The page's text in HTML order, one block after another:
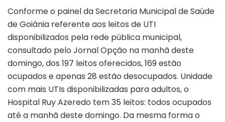
Conforme o painel da Secretaria Municipal de Saúde
de Goiânia referente aos leitos de UTI
disponibilizados pela rede pública municipal,
consultado pelo Jornal Opção na manhã deste
domingo, dos 197 leitos oferecidos, 169 estão
ocupados e apenas 28 estão desocupados. Unidade
com mais UTIs disponibilizadas para adultos, o
Hospital Ruy Azeredo tem 35 leitos: todos ocupados
até a manhã deste domingo. Da mesma forma o